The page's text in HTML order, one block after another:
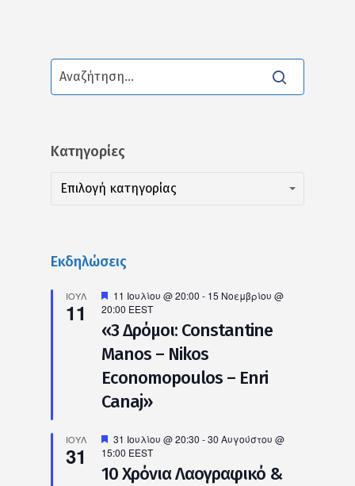
Kατηγορίες
Kατηγορίες
Επιλογή κατηγορίας
Kατηγορίες
Εκδηλώσεις
ΙΟΎΛ
11
Προτεινόμενο
11 Ιουλίου @ 20:00 - 15 Νοεμβρίου @
20:00 EEST
«3 Δρόμοι: Constantine
Manos – Nikos
Economopoulos – Enri
Canaj»
ΙΟΎΛ
31
Προτεινόμενο
31 Ιουλίου @ 20:30 -30 Αυγούστου @
15:00 EEST
10 Χρόνια Λαογραφικό &